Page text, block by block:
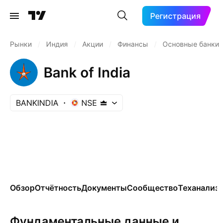
Регистрация
Рынки Индия Акции Финансы Основные банки
Bank of India
BANKINDIA NSE
ОбзорОтчётностьДокументыСообществоТеханализ